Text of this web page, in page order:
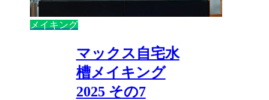
メイキング
マックス自宅水
槽メイキング
2025 その7